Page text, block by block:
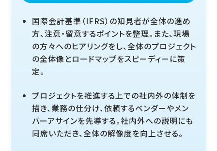
国際会計基準（IFRS）の知見者が全体の進め
方、注意・留意するポイントを整理。また、現場
の方々へのヒアリングをし、全体のプロジェクト
の全体像とロードマップをスピーディーに策
定。
プロジェクトを推進する上での社内外の体制を
描き、業務の仕分け、依頼するベンダーやメン
バーアサインを先導する。社内外への説明にも
同席いただき、全体の解像度を向上させる。